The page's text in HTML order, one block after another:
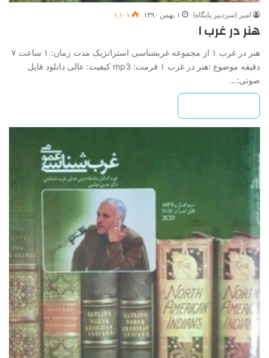
امیر (سردبیر پایگاه) ۱ بهمن ۱۳۹۰ ۱,۱۰۱
هنر در غرب ۱
هنر در غرب ۱ از مجموعه غرب­شناسی استراتژیک مدت زمان: ۱ ساعت ۷
دقیقه موضوع :هنر در غرب ۱ فرمت: mp3 کیفیت: عالی دانلود فایل
صوتی:…